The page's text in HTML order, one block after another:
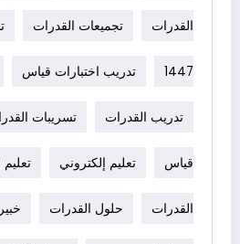
القدرات تجميعات القدرات
1447 تدريب اختبارات قياس
تدريب القدرات تسريبات
قياس تعليم إلكتروني
القدرات حلول القدرات